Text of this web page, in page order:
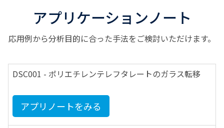
アプリケーションノート
応用例から分析目的に合った手法をご検討いただけます。
DSC001 - ポリエチレンテレフタレートのガラス転移
アプリノートをみる